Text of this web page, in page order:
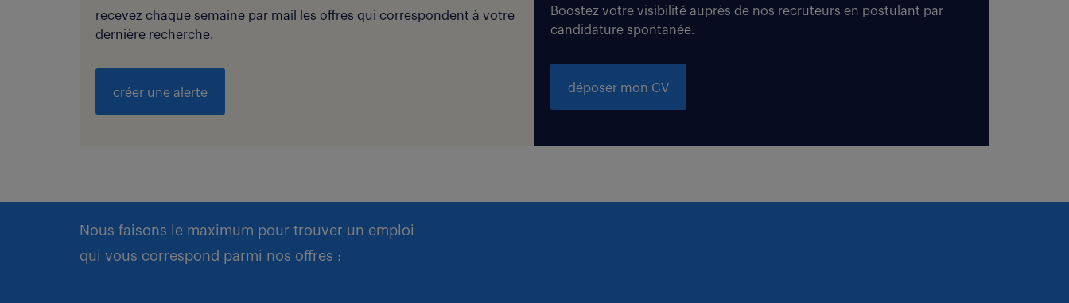
recevez chaque semaine par mail les offres qui correspondent à votre
dernière recherche.
créer une alerte
Boostez votre visibilité auprès de nos recruteurs en postulant par
candidature spontanée.
déposer mon CV
Nous faisons le maximum pour trouver un emploi
qui vous correspond parmi nos offres :